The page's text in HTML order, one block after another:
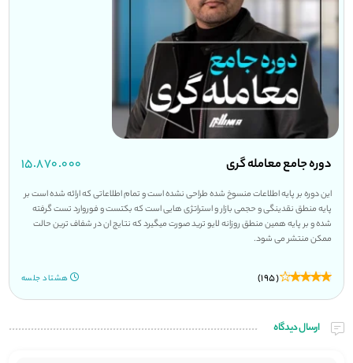
دوره جامع معامله گری ۱۵.۸۷۰.۰۰۰
این دوره بر پایه اطلاعات منسوخ شده طراحی نشده است و تمام اطلاعاتی که ارائه شده است بر
پایه منطق نقدینگی و حجمی بازار و استراتژی هایی است که بکتست و فوروارد تست گرفته
شده و بر پایه همین منطق روزانه لایو ترید صورت میگیرد که نتایج ان در شفاف ترین حالت
ممکن منتشر می شود.
(195) هشتاد جلسه
ارسال دیدگاه